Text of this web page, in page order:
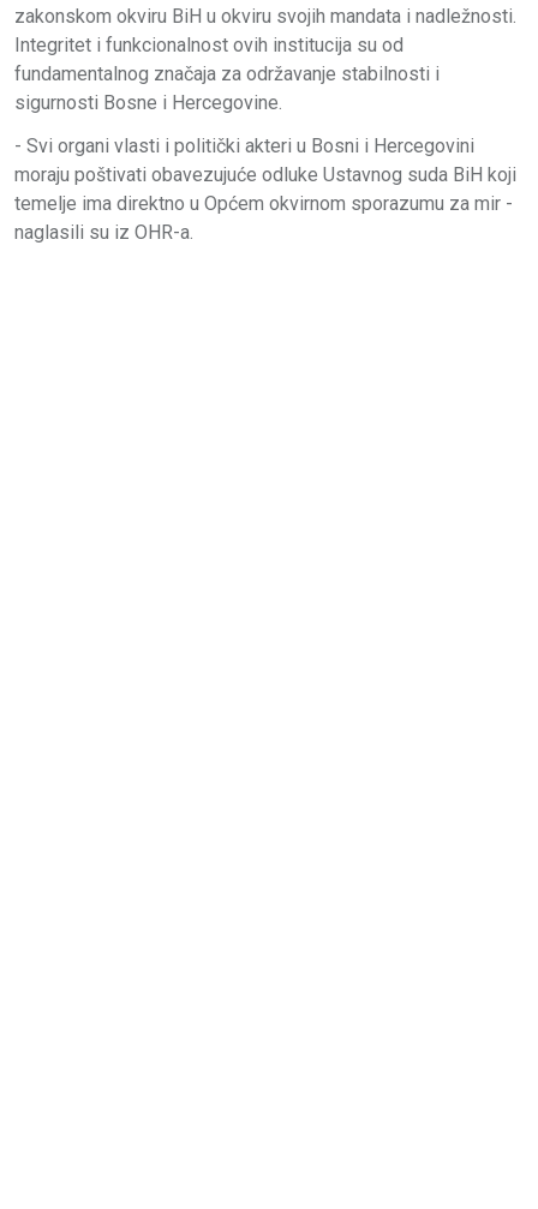
zakonskom okviru BiH u okviru svojih mandata i nadležnosti.
Integritet i funkcionalnost ovih institucija su od
fundamentalnog značaja za održavanje stabilnosti i
sigurnosti Bosne i Hercegovine.
- Svi organi vlasti i politički akteri u Bosni i Hercegovini
moraju poštivati ​​obavezujuće odluke Ustavnog suda BiH koji
temelje ima direktno u Općem okvirnom sporazumu za mir -
naglasili su iz OHR-a.